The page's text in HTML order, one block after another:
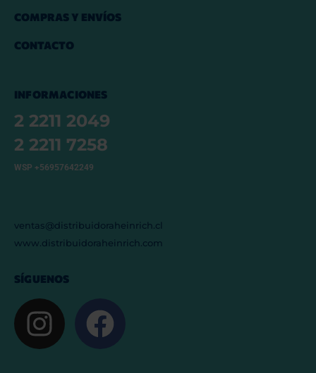
COMPRAS Y ENVÍOS
CONTACTO
INFORMACIONES
2 2211 2049
2 2211 7258
WSP +56957642249
ventas@distribuidoraheinrich.cl
www.distribuidoraheinrich.com
SÍGUENOS